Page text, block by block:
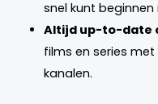
snel kunt beginnen
Altijd up-to-date
films en series
kanalen.